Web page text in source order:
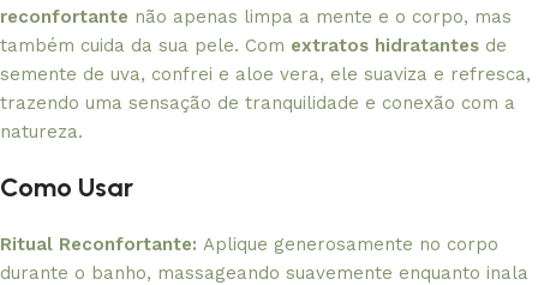
reconfortante não apenas limpa a mente e o corpo, mas
também cuida da sua pele. Com extratos hidratantes de
semente de uva, confrei e aloe vera, ele suaviza e refresca,
trazendo uma sensação de tranquilidade e conexão com a
natureza.
Como Usar
Ritual Reconfortante: Aplique generosamente no corpo
durante o banho, massageando suavemente enquanto inala